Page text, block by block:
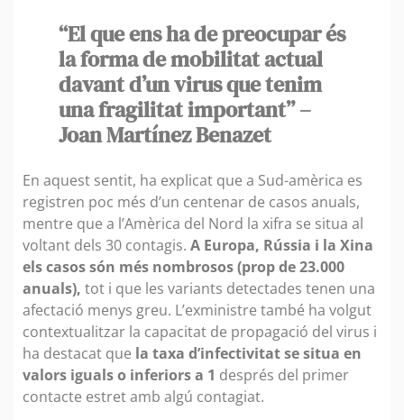
“El que ens ha de preocupar és
la forma de mobilitat actual
davant d’un virus que tenim
una fragilitat important” –
Joan Martínez Benazet
En aquest sentit, ha explicat que a Sud-amèrica es
registren poc més d’un centenar de casos anuals,
mentre que a l’Amèrica del Nord la xifra se situa al
voltant dels 30 contagis. A Europa, Rússia i la Xina
els casos són més nombrosos (prop de 23.000
anuals), tot i que les variants detectades tenen una
afectació menys greu. L’exministre també ha volgut
contextualitzar la capacitat de propagació del virus i
ha destacat que la taxa d’infectivitat se situa en
valors iguals o inferiors a 1 després del primer
contacte estret amb algú contagiat.